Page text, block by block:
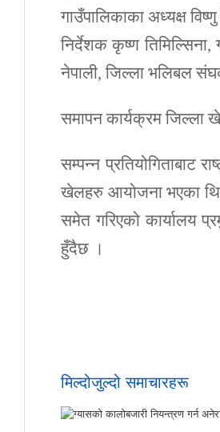
गाउँपालिकाका अध्यक्ष
निर्देशक कृष्ण
नेपाली, जिल्ला भलिबल
समापन कार्यक्रम जिल्ला
सम्पन्न प्रतियोगिताबाट
खेलहरु आयोजना भएका
समेत गरिएको कार्यालय
हुँदैछ ।
मिल्दोजुल्दो समाचारहरू